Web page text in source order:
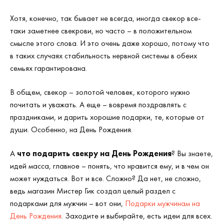
Хотя, конечно, так бывает не всегда, иногда свекор все-
таки заметнее свекрови, но часто – в положительном
смысле этого слова. И это очень даже хорошо, потому что
в таких случаях стабильность нервной системы в обеих
семьях гарантирована.
В общем, свекор – золотой человек, которого нужно
почитать и уважать. А еще – вовремя поздравлять с
праздниками, и дарить хорошие подарки, те, которые от
души. Особенно, на День Рождения.
А что подарить свекру на День Рождения? Вы знаете,
идей масса, главное – понять, что нравится ему, и в чем он
может нуждаться. Вот и все. Сложно? Да нет, не сложно,
ведь магазин Мистер Гик создал целый раздел с
подарками для мужчин – вот они, Подарки мужчинам на
День Рождения. Заходите и выбирайте, есть идеи для всех.